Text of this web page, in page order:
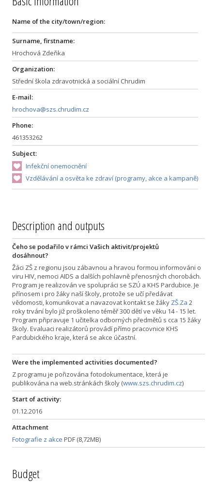
Name of the city/town/region:
Surname, firstname:
Hrochová Zdeňka
Organization:
Střední škola zdravotnická a sociální Chrudim
E-mail:
hrochova@szs.chrudim.cz
Phone:
461353262
Subject:
Infekční onemocnění
Vzdělávání a osvěta ke zdraví (programy, akce a kampaně)
Description and outputs
Čeho se podařilo v rámci Vašich aktivit/projektů
dosáhnout?
Žáci ZŠ z regionu jsou zábavnou a hravou formou informováni o
viru HIV, nemoci AIDS a dalších pohlavně přenosných chorobách.
Program je realizován ve spolupráci se SZÚ a KHS Pardubice. Je
přínosem i pro žáky naší školy, protože se učí předávat
vědomosti, komunikovat a navazovat kontakt se žáky ZŠ.Za 2
roky trvání bylo již proškoleno téměř 300 dětí ve věku 14 - 15 let.
Program připravuje 1 učitelka odborných předmětů s cca 15 žáky
školy. Evaluaci realizátorů provádí přímo pracovnice KHS
Pardubického kraje, která se akce účastní.
Were the implemented activities documented?
Z programu je pořizována fotodokumentace, která je
publikována na web.stránkách školy (www.szs.chrudim.cz)
Start of activity:
01.12.2016
Attachment
Fotografie z akce PDF (8,72MB)
Budget